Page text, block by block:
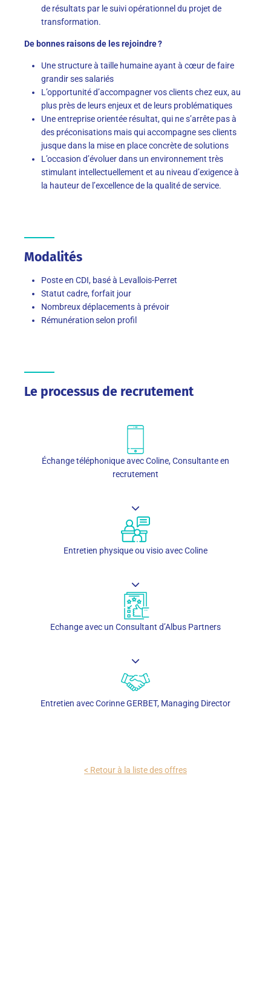
de résultats par le suivi opérationnel du projet de
transformation.
De bonnes raisons de les rejoindre ?
Une structure à taille humaine ayant à cœur de faire
grandir ses salariés
L’opportunité d’accompagner vos clients chez eux, au
plus près de leurs enjeux et de leurs problématiques
Une entreprise orientée résultat, qui ne s’arrête pas à
des préconisations mais qui accompagne ses clients
jusque dans la mise en place concrète de solutions
L’occasion d’évoluer dans un environnement très
stimulant intellectuellement et au niveau d’exigence à
la hauteur de l’excellence de la qualité de service.
Modalités
Poste en CDI, basé à Levallois-Perret
Statut cadre, forfait jour
Nombreux déplacements à prévoir
Rémunération selon profil
Le processus de recrutement
Échange téléphonique avec Coline, Consultante en
recrutement
Entretien physique ou visio avec Coline
Echange avec un Consultant d’Albus Partners
Entretien avec Corinne GERBET, Managing Director
< Retour à la liste des offres